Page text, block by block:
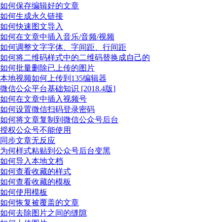
如何保存编辑好的文章
如何生成永久链接
如何快速图文导入
如何在文章中插入音乐/音频/视频
如何调整文字字体、字间距、行间距
如何将二维码样式中的二维码替换成自己的
如何批量删除已上传的图片
本地视频如何上传到135编辑器
微信公众平台基础知识 [2018.4版]
如何在文章中插入视频号
如何设置微信扫码登录密码
如何将文章复制到微信公众号后台
授权公众号不能使用
同步文章无反应
为何样式粘贴到公众号后台变黑
如何导入本地文档
如何查看收藏的样式
如何查看收藏的模板
如何使用模板
如何恢复被覆盖的文章
如何去除图片之间的缝隙